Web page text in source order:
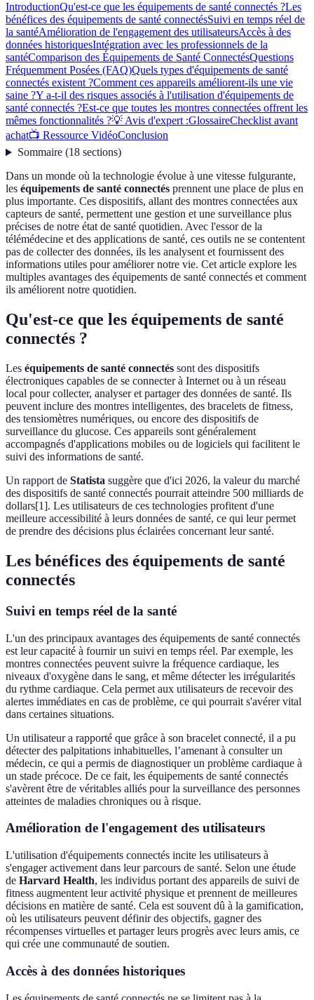
IntroductionQu'est-ce que les équipements de santé connectés ?Les
bénéfices des équipements de santé connectésSuivi en temps réel de
la santéAmélioration de l'engagement des utilisateursAccès à des
données historiquesIntégration avec les professionnels de la
santéComparison des Équipements de Santé ConnectésQuestions
Fréquemment Posées (FAQ)Quels types d'équipements de santé
connectés existent ?Comment ces appareils améliorent-ils une vie
saine ?Y a-t-il des risques associés à l'utilisation d'équipements de
santé connectés ?Est-ce que toutes les montres connectées offrent les
mêmes fonctionnalités ?💡 Avis d'expert :GlossaireChecklist avant
achat📺 Ressource VidéoConclusion
Sommaire(18 sections)
Dans un monde où la technologie évolue à une vitesse fulgurante,
les équipements de santé connectés prennent une place de plus en
plus importante. Ces dispositifs, allant des montres connectées aux
capteurs de santé, permettent une gestion et une surveillance plus
précises de notre état de santé quotidien. Avec l'essor de la
télémédecine et des applications de santé, ces outils ne se contentent
pas de collecter des données, ils les analysent et fournissent des
informations utiles pour améliorer notre vie. Cet article explore les
multiples avantages des équipements de santé connectés et comment
ils améliorent notre quotidien.
Qu'est-ce que les équipements de santé
connectés ?
Les équipements de santé connectés sont des dispositifs
électroniques capables de se connecter à Internet ou à un réseau
local pour collecter, analyser et partager des données de santé. Ils
peuvent inclure des montres intelligentes, des bracelets de fitness,
des tensiomètres numériques, ou encore des dispositifs de
surveillance du glucose. Ces appareils sont généralement
accompagnés d'applications mobiles ou de logiciels qui facilitent le
suivi des informations de santé.
Un rapport de Statista suggère que d'ici 2026, la valeur du marché
des dispositifs de santé connectés pourrait atteindre 500 milliards de
dollars[1]. Les utilisateurs de ces technologies profitent d'une
meilleure accessibilité à leurs données de santé, ce qui leur permet
de prendre des décisions plus éclairées concernant leur santé.
Les bénéfices des équipements de santé
connectés
Suivi en temps réel de la santé
L'un des principaux avantages des équipements de santé connectés
est leur capacité à fournir un suivi en temps réel. Par exemple, les
montres connectées peuvent suivre la fréquence cardiaque, les
niveaux d'oxygène dans le sang, et même détecter les irrégularités
du rythme cardiaque. Cela permet aux utilisateurs de recevoir des
alertes immédiates en cas de problème, ce qui pourrait s'avérer vital
dans certaines situations.
Un utilisateur a rapporté que grâce à son bracelet connecté, il a pu
détecter des palpitations inhabituelles, l’amenant à consulter un
médecin, ce qui a permis de diagnostiquer un problème cardiaque à
un stade précoce. De ce fait, les équipements de santé connectés
s'avèrent être de véritables alliés pour la surveillance des personnes
atteintes de maladies chroniques ou à risque.
Amélioration de l'engagement des utilisateurs
L'utilisation d'équipements connectés incite les utilisateurs à
s'engager activement dans leur parcours de santé. Selon une étude
de Harvard Health, les individus portant des appareils de suivi de
fitness augmentent leur activité physique et prennent de meilleures
décisions en matière de santé. Cela est souvent dû à la gamification,
où les utilisateurs peuvent définir des objectifs, gagner des
récompenses virtuelles et partager leurs progrès avec leurs amis, ce
qui crée une communauté de soutien.
Accès à des données historiques